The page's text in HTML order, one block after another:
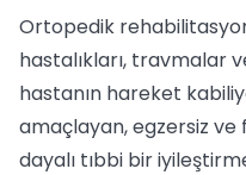
Ortopedik
hastalıkları, travmalar
hastanın hareket
amaçlayan, egzersiz ve
dayalı tıbbi bir